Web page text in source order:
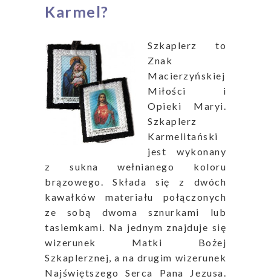
Karmel?
Szkaplerz to
Znak
Macierzyńskiej
Miłości i
Opieki Maryi.
Szkaplerz
Karmelitański
jest wykonany
z sukna wełnianego koloru
brązowego. Składa się z dwóch
kawałków materiału połączonych
ze sobą dwoma sznurkami lub
tasiemkami. Na jednym znajduje się
wizerunek Matki Bożej
Szkaplerznej, a na drugim wizerunek
Najświętszego Serca Pana Jezusa.